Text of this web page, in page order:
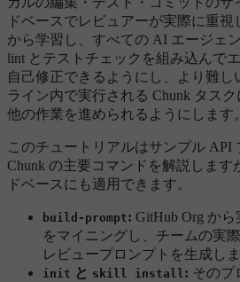
ドベースでレビュアーが実際に重視
から学習し、すべての AI エージェ
lint とテストチェックを組み込んで
自己修正できるようにし、より難し
ライン内で実行される Chunk タス
他の作業を進められるようにします。
このチュートリアルはサンプル API
Chunk の主要コマンドを解説します
ドベースにも適用できます。
build-prompt: GitHub Org か
をマイニングし、チームの実
レビュープロンプトを生成しま
init と skill install : そのプ